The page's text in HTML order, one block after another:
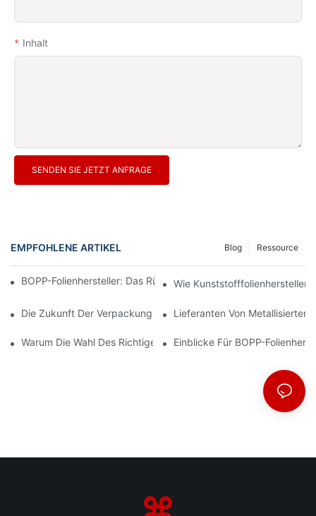
Inhalt
SENDEN SIE JETZT ANFRAGE
EMPFOHLENE ARTIKEL Ressource
Blog
BOPP-Folienhersteller: Das Rückgrat Flexibler Verpackungen
Wie Kunststofffolienhersteller
Die Zukunft Der Verpackung: Einblicke Führender
Lieferanten Von
Warum Die Wahl Des Richtigen BOPP-Folienlieferanten Für Ihr
Einblicke Für BOPP-